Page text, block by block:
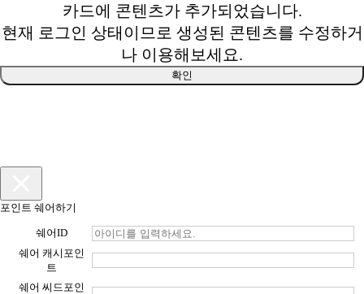
카드에 콘텐츠가 추가되었습니다.
현재 로그인 상태이므로 생성된 콘텐츠를 수정하거
나 이용해보세요.
확인
포인트 쉐어하기
쉐어ID
쉐어 캐시포인
트
쉐어 씨드포인